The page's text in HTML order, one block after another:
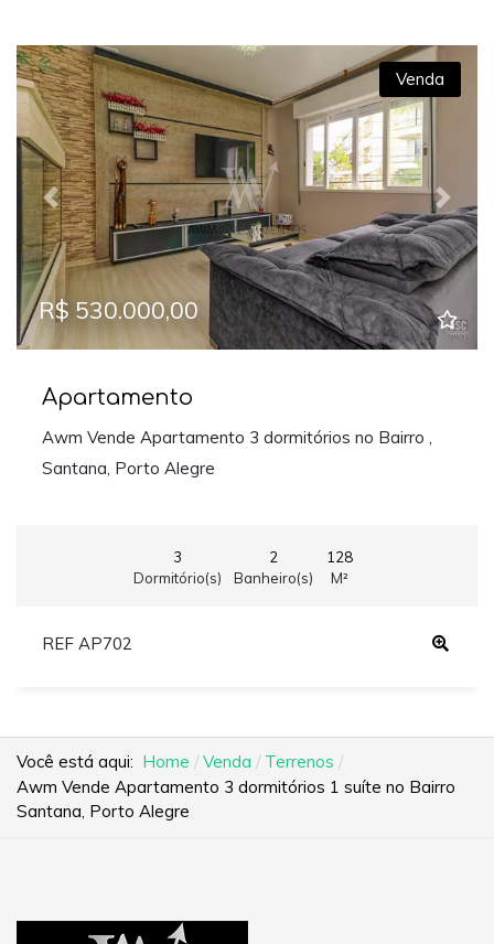
Previous Next
Venda
R$ 530.000,00
Apartamento
Awm Vende Apartamento 3 dormitórios no Bairro ,
Santana, Porto Alegre
3
Dormitório(s)
2
Banheiro(s)
128
M²
REF AP702
Você está aqui: Home Venda
Terrenos
Awm Vende Apartamento 3 dormitórios 1 suíte no Bairro
Santana, Porto Alegre